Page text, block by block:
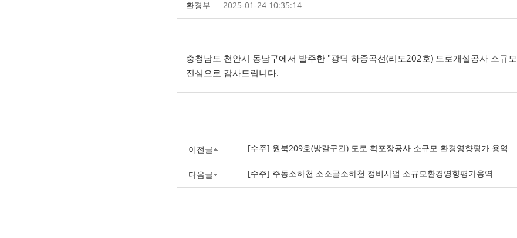
환경부 2025-01-24 10:35:14
충청남도 천안시 동남구에서 발주한 "광덕 하중곡선(리도202호) 도로개설공사 소규
진심으로 감사드립니다.
이전글 [수주] 원북209호(방갈구간) 도로 확포장공사 소규모 환경영향평가 용역
다음글 [수주] 주동소하천 소소골소하천 정비사업 소규모환경영향평가용역